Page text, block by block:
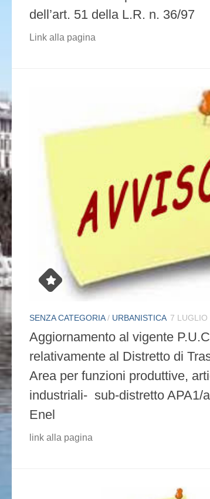
dell’art. 51 della L.R. n. 36/97
Link alla pagina
SENZA CATEGORIA/ URBANISTICA 7 LUGLIO
Aggiornamento al vigente
relativamente al Distretto di
Area per funzioni produttive,
industriali- sub-distretto APA1/
Enel
link alla pagina